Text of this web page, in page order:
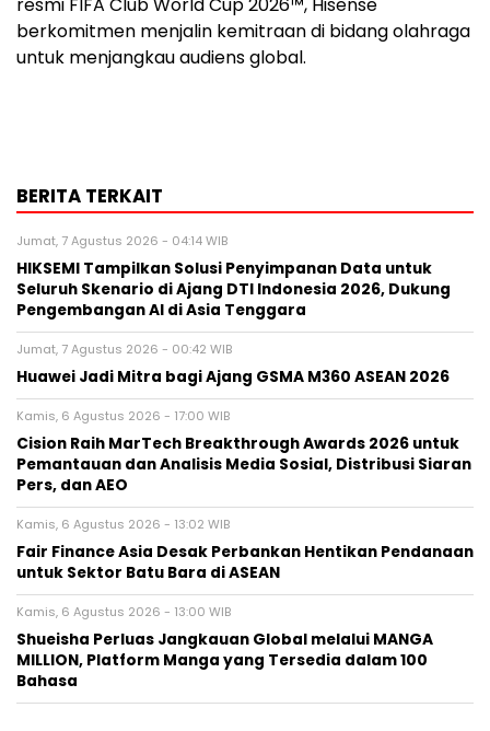
resmi FIFA Club World Cup 2026™, Hisense
berkomitmen menjalin kemitraan di bidang olahraga
untuk menjangkau audiens global.
BERITA TERKAIT
Jumat, 7 Agustus 2026 - 04:14 WIB
HIKSEMI Tampilkan Solusi Penyimpanan Data untuk
Seluruh Skenario di Ajang DTI Indonesia 2026, Dukung
Pengembangan AI di Asia Tenggara
Jumat, 7 Agustus 2026 - 00:42 WIB
Huawei Jadi Mitra bagi Ajang GSMA M360 ASEAN 2026
Kamis, 6 Agustus 2026 - 17:00 WIB
Cision Raih MarTech Breakthrough Awards 2026 untuk
Pemantauan dan Analisis Media Sosial, Distribusi Siaran
Pers, dan AEO
Kamis, 6 Agustus 2026 - 13:02 WIB
Fair Finance Asia Desak Perbankan Hentikan Pendanaan
untuk Sektor Batu Bara di ASEAN
Kamis, 6 Agustus 2026 - 13:00 WIB
Shueisha Perluas Jangkauan Global melalui MANGA
MILLION, Platform Manga yang Tersedia dalam 100
Bahasa